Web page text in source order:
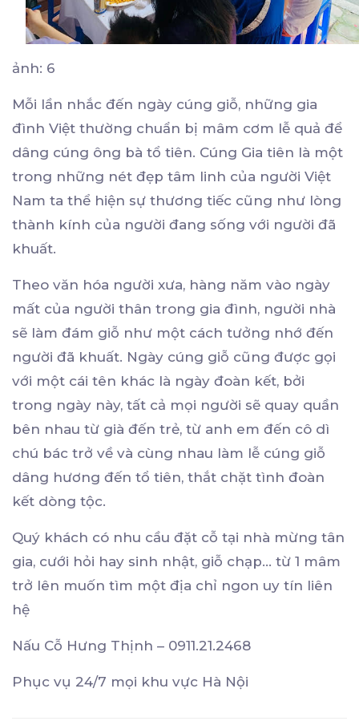
ảnh: 6
Mỗi lần nhắc đến ngày cúng giỗ, những gia
đình Việt thường chuẩn bị mâm cơm lễ quả để
dâng cúng ông bà tổ tiên. Cúng Gia tiên là một
trong những nét đẹp tâm linh của người Việt
Nam ta thể hiện sự thương tiếc cũng như lòng
thành kính của người đang sống với người đã
khuất.
Theo văn hóa người xưa, hàng năm vào ngày
mất của người thân trong gia đình, người nhà
sẽ làm đám giỗ như một cách tưởng nhớ đến
người đã khuất. Ngày cúng giỗ cũng được gọi
với một cái tên khác là ngày đoàn kết, bởi
trong ngày này, tất cả mọi người sẽ quay quần
bên nhau từ già đến trẻ, từ anh em đến cô dì
chú bác trở về và cùng nhau làm lễ cúng giỗ
dâng hương đến tổ tiên, thắt chặt tình đoàn
kết dòng tộc.
Quý khách có nhu cầu đặt cỗ tại nhà mừng tân
gia, cưới hỏi hay sinh nhật, giỗ chạp… từ 1 mâm
trở lên muốn tìm một địa chỉ ngon uy tín liên
hệ
Nấu Cỗ Hưng Thịnh – 0911.21.2468
Phục vụ 24/7 mọi khu vực Hà Nội